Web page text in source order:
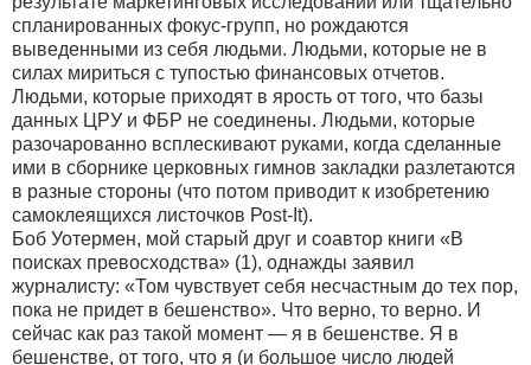
спланированных фокус-групп, но рождаются
выведенными из себя людьми. Людьми, которые не в
силах мириться с тупостью финансовых отчетов.
Людьми, которые приходят в ярость от того, что базы
данных ЦРУ и ФБР не соединены. Людьми, которые
разочарованно всплескивают руками, когда сделанные
ими в сборнике церковных гимнов закладки разлетаются
в разные стороны (что потом приводит к изобретению
самоклеящихся листочков Роst-It).
Боб Уотермен, мой старый друг и соавтор книги «В
поисках превосходства» (1), однажды заявил
журналисту: «Том чувствует себя несчастным до тех пор,
пока не придет в бешенство». Что верно, то верно. И
сейчас как раз такой момент — я в бешенстве. Я в
бешенстве, от того, что я (и большое число людей